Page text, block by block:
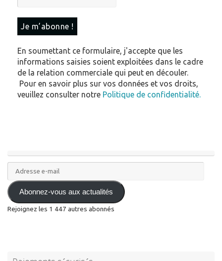
En soumettant ce formulaire, j'accepte que les
informations saisies soient exploitées dans le cadre
de la relation commerciale qui peut en découler.
Pour en savoir plus sur vos données et vos droits,
veuillez consulter notre Politique de confidentialité.
Adresse
e-
mail Abonnez-vous aux actualités
Rejoignez les 1 447 autres abonnés